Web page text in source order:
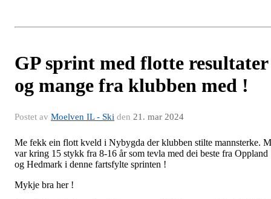
GP sprint med flotte resultater
og mange fra klubben med !
Postet av Moelven IL - Ski den 21. mar 2024
Me fekk ein flott kveld i Nybygda der klubben stilte mannsterke.
var kring 15 stykk fra 8-16 år som tevla med dei beste fra Oppland
og Hedmark i denne fartsfylte sprinten !
Mykje bra her !